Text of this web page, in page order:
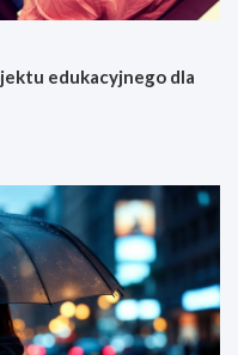
edukacyjnego dla